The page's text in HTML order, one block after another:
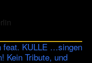
feat. KULLE …singen
Kein Tribute, und